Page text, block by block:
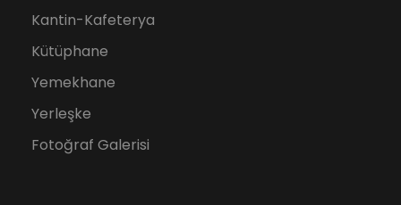
Kantin-Kafeterya
Kütüphane
Yemekhane
Yerleşke
Fotoğraf Galerisi